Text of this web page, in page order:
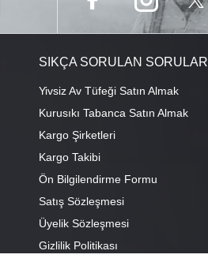
SIKÇA SORULAN SORULAR
Yivsiz Av Tüfeği Satın Almak
Kurusıkı Tabanca Satın Almak
Kargo Şirketleri
Kargo Takibi
Ön Bilgilendirme Formu
Satış Sözleşmesi
Üyelik Sözleşmesi
Gizlilik Politikası